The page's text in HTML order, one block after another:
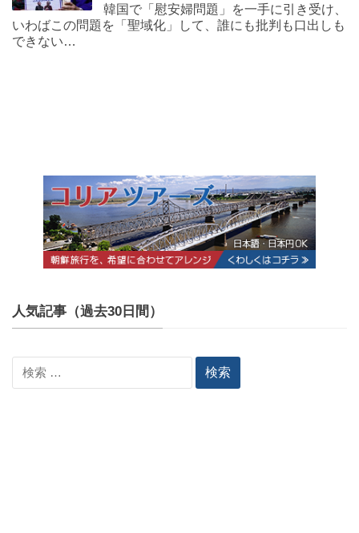
韓国で「慰安婦問題」を一手に引き受け、
いわばこの問題を「聖域化」して、誰にも批判も口出しも
できない…
人気記事（過去30日間）
索: